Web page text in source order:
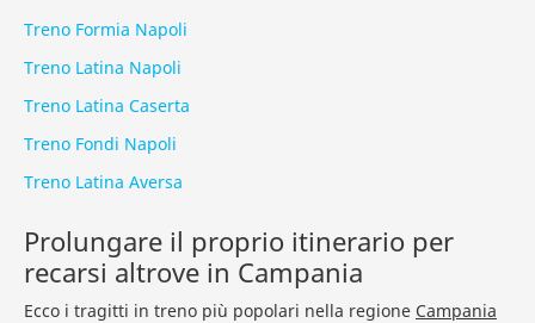
Treno Formia Napoli
Treno Latina Napoli
Treno Latina Caserta
Treno Fondi Napoli
Treno Latina Aversa
Prolungare il proprio itinerario per
recarsi altrove in Campania
Ecco i tragitti in treno più popolari nella regione Campania